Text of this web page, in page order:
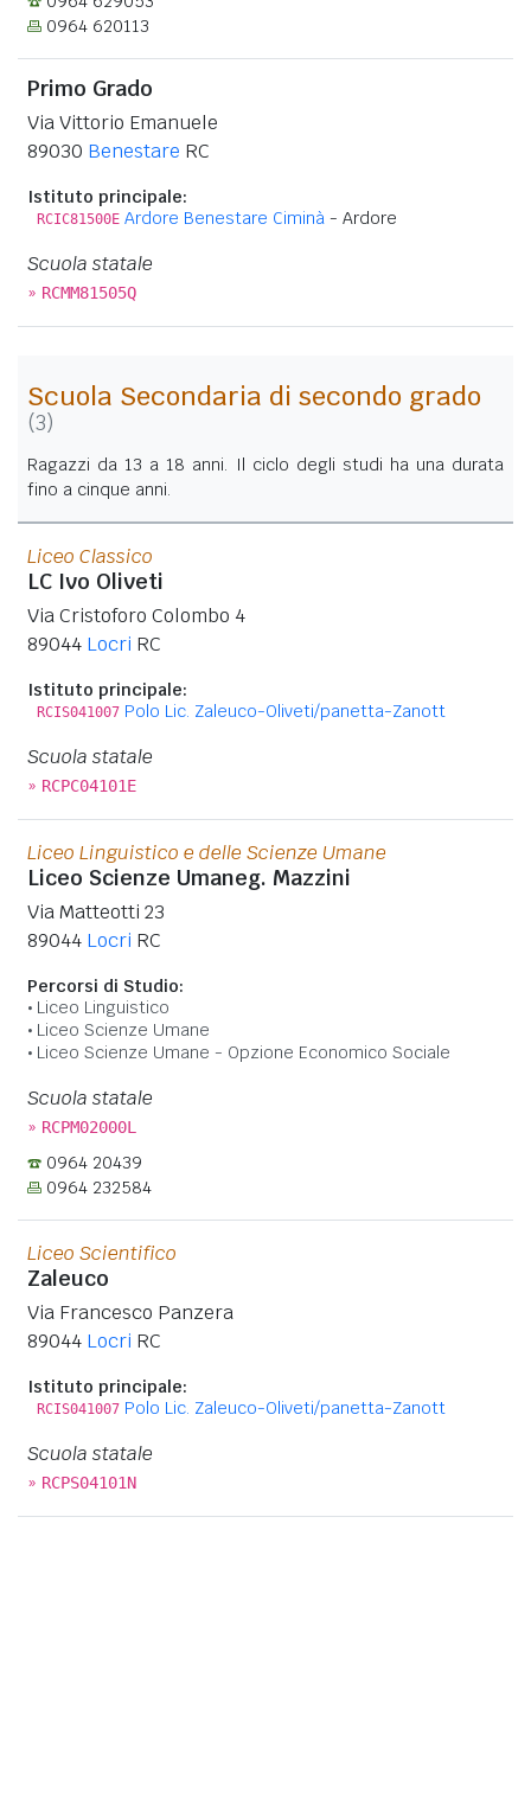
0964 620113
Primo Grado
Via Vittorio Emanuele
89030 Benestare RC
Istituto principale:
RCIC81500E Ardore Benestare Ciminà - Ardore
Scuola statale
» RCMM81505Q
Scuola Secondaria di secondo grado
(3)
Ragazzi da 13 a 18 anni. Il ciclo degli studi ha una durata
fino a cinque anni.
Liceo Classico
LC Ivo Oliveti
Via Cristoforo Colombo 4
89044 Locri RC
Istituto principale:
RCIS041007 Polo Lic. Zaleuco-Oliveti/panetta-Zanott
Scuola statale
» RCPC04101E
Liceo Linguistico e delle Scienze Umane
Liceo Scienze Umaneg. Mazzini
Via Matteotti 23
89044 Locri RC
Percorsi di Studio:
Liceo Linguistico
Liceo Scienze Umane
Liceo Scienze Umane - Opzione Economico Sociale
Scuola statale
» RCPM02000L
0964 20439
0964 232584
Liceo Scientifico
Zaleuco
Via Francesco Panzera
89044 Locri RC
Istituto principale:
RCIS041007 Polo Lic. Zaleuco-Oliveti/panetta-Zanott
Scuola statale
» RCPS04101N